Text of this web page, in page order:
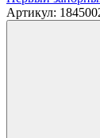
Артикул: